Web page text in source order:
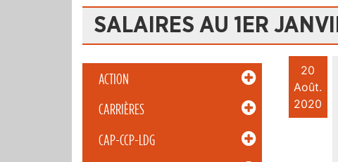
SALAIRES AU 1ER
ACTION
CARRIÈRES
CAP-CCP-LDG
20
Août.
2020